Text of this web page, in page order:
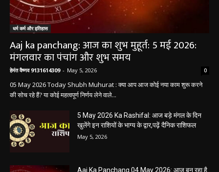
धर्म कर्म और इतिहास
Aaj ka panchang: आज का शुभ मुहूर्त: 5 मई 2026:
मंगलवार का पंचांग और शुभ समय
हेमंत वैष्णव 9131614309 May 5, 2026 0
05 May 2026 Today Shubh Muhurat : क्या आप आज कोई नया काम शुरू करने
की सोच रहे हैं? या कोई महत्वपूर्ण निर्णय लेने वाले...
5 May 2026 Ka Rashifal: आज बड़े मंगल के दिन
खुलेंगे इन राशियों के भाग्य के द्वार,पढ़ें दैनिक राशिफल
May 5, 2026
Aaj Ka Panchang 04 May 2026: आज बन रहा है